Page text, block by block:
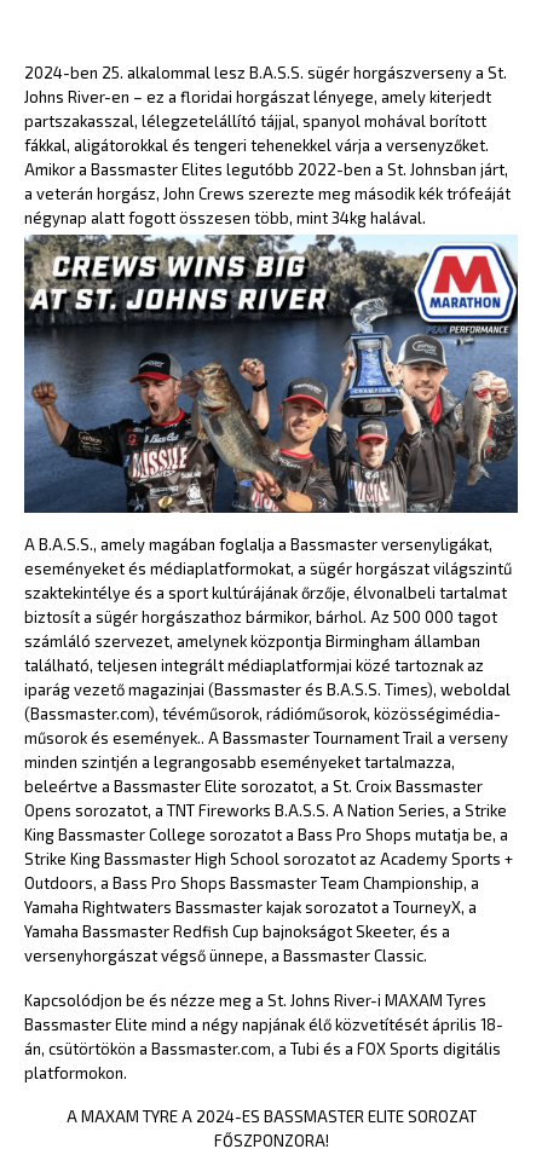
2024-ben 25. alkalommal lesz B.A.S.S. sügér horgászverseny a St.
Johns River-en – ez a floridai horgászat lényege, amely kiterjedt
partszakasszal, lélegzetelállító tájjal, spanyol mohával borított
fákkal, aligátorokkal és tengeri tehenekkel várja a versenyzőket.
Amikor a Bassmaster Elites legutóbb 2022-ben a St. Johnsban járt,
a veterán horgász, John Crews szerezte meg második kék trófeáját
négynap alatt fogott összesen több, mint 34kg halával.
A B.A.S.S., amely magában foglalja a Bassmaster versenyligákat,
eseményeket és médiaplatformokat, a sügér horgászat világszintű
szaktekintélye és a sport kultúrájának őrzője, élvonalbeli tartalmat
biztosít a sügér horgászathoz bármikor, bárhol. Az 500 000 tagot
számláló szervezet, amelynek központja Birmingham államban
található, teljesen integrált médiaplatformjai közé tartoznak az
iparág vezető magazinjai (Bassmaster és B.A.S.S. Times), weboldal
(Bassmaster.com), tévéműsorok, rádióműsorok, közösségimédia-
műsorok és események.. A Bassmaster Tournament Trail a verseny
minden szintjén a legrangosabb eseményeket tartalmazza,
beleértve a Bassmaster Elite sorozatot, a St. Croix Bassmaster
Opens sorozatot, a TNT Fireworks B.A.S.S. A Nation Series, a Strike
King Bassmaster College sorozatot a Bass Pro Shops mutatja be, a
Strike King Bassmaster High School sorozatot az Academy Sports +
Outdoors, a Bass Pro Shops Bassmaster Team Championship, a
Yamaha Rightwaters Bassmaster kajak sorozatot a TourneyX, a
Yamaha Bassmaster Redfish Cup bajnokságot Skeeter, és a
versenyhorgászat végső ünnepe, a Bassmaster Classic.
Kapcsolódjon be és nézze meg a St. Johns River-i MAXAM Tyres
Bassmaster Elite mind a négy napjának élő közvetítését április 18-
án, csütörtökön a Bassmaster.com, a Tubi és a FOX Sports digitális
platformokon.
A MAXAM TYRE A 2024-ES BASSMASTER ELITE SOROZAT
FŐSZPONZORA!